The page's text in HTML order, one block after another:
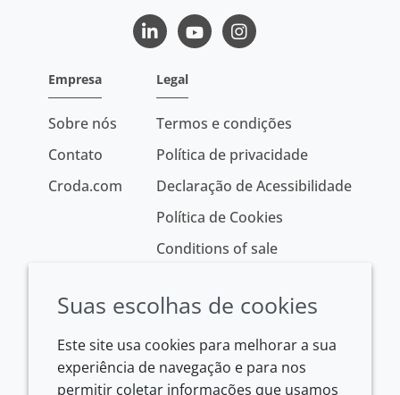
LinkedInYoutubeInstagram
Empresa
Sobre nós
Contato
Croda.com
Legal
Termos e condições
Política de privacidade
Declaração de Acessibilidade
Política de Cookies
Conditions of sale
Suas escolhas de cookies
Este site usa cookies para melhorar a sua
experiência de navegação e para nos
permitir coletar informações que usamos